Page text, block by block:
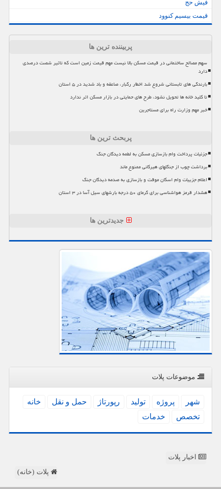
فیش حج
قیمت بیسیم کنوود
پربیننده ترین ها
سهم مصالح ساختمانی در قیمت مسکن بالا نیست مهم قیمت زمین است که تاثیر شصت درصدی
دارد
بارندگی های تابستانی شروع شد اخطار رگبار، صاعقه و باد شدید در ۵ استان
تا کلید خانه ها تحویل نشود، طرح های حمایتی در بازار مسکن اثر ندارد
خبر مهم وزارت راه برای مستاجرین
پربحث ترین ها
جزئیات پرداخت وام بازسازی مسکن به لطمه دیدگان جنگ
برداشت چوب از جنگلهای هیرکانی ممنوع ماند
اعلام جزییات وام اسکان موقت و بازسازی به صدمه دیدگان جنگ
هشدار قرمز هواشناسی برای گرمای ۵۰ درجه بارشهای سیل آسا در ۳ استان
جدیدترین ها
موضوعات پلات
شهر پروژه تولید رپورتاژ حمل و نقل
خانه
تخصص
خدمات
اخبار پلات
پلات (خانه)